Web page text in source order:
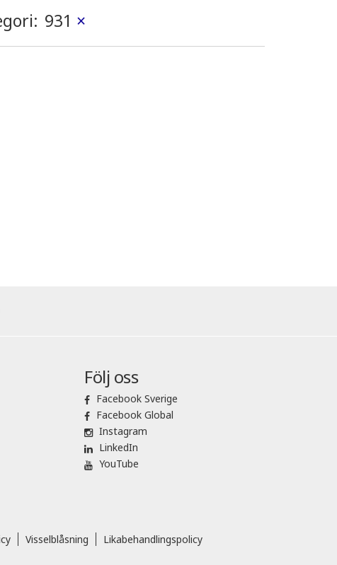
931 ×
Följ oss
Facebook Sverige
Facebook Global
Instagram
LinkedIn
YouTube
Visselblåsning Likabehandlingspolicy